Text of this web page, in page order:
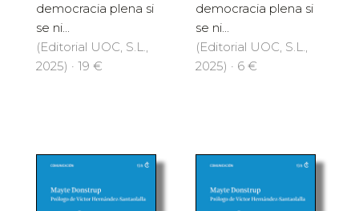
democracia plena si
se ni...
(Editorial UOC, S.L.,
2025) · 19 €
democracia plena si
se ni...
(Editorial UOC, S.L.,
2025) · 6 €